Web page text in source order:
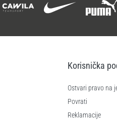
Korisnička
Ostvari pravo na
Povrati
Reklamacije